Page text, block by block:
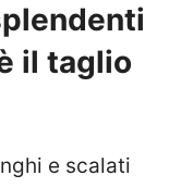
il taglio
e scalati